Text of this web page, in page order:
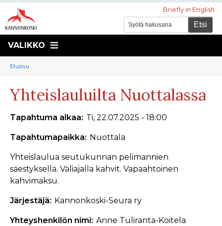
Briefly in English
VALIKKO
Murupolku
You
here:
Etusivu
Yhteislauluilta Nuottalassa
Tapahtuma alkaa Ti, 22.07.2025 - 18:00
Tapahtumapaikka Nuottala
Yhteislaulua seutukunnan pelimannien
säestyksellä. Väliajalla kahvit. Vapaahtoinen
kahvimaksu.
Järjestäjä Kannonkoski-Seura ry
Yhteyshenkilön nimi Anne Tuliranta-Koitela